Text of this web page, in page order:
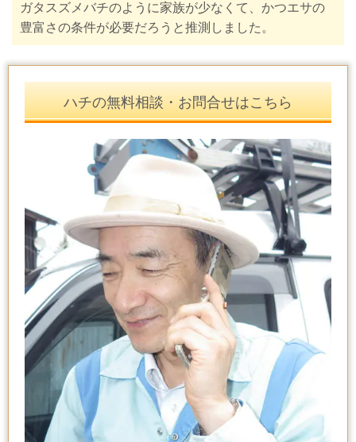
ガタスズメバチのように家族が少なくて、かつエサの
豊富さの条件が必要だろうと推測しました。
ハチの無料相談・お問合せはこちら